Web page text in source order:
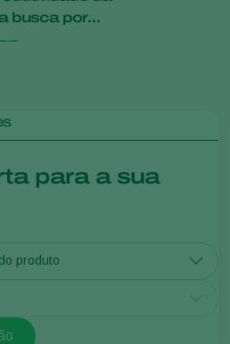
busca por
sustentáveis
para a sua
produto